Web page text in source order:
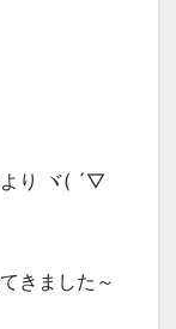
より ヾ( ´▽
きました～